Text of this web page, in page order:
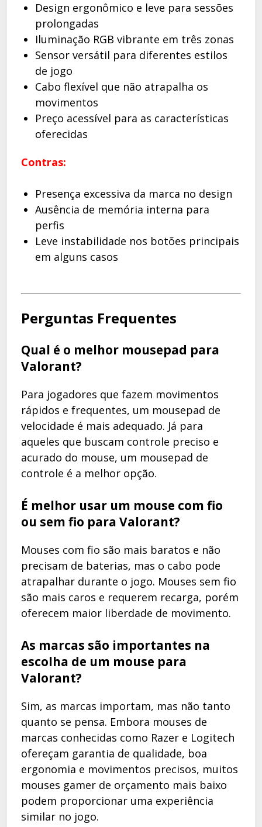
Design ergonômico e leve para sessões
prolongadas
Iluminação RGB vibrante em três zonas
Sensor versátil para diferentes estilos
de jogo
Cabo flexível que não atrapalha os
movimentos
Preço acessível para as características
oferecidas
Contras:
Presença excessiva da marca no design
Ausência de memória interna para
perfis
Leve instabilidade nos botões principais
em alguns casos
Perguntas Frequentes
Qual é o melhor mousepad para
Valorant?
Para jogadores que fazem movimentos
rápidos e frequentes, um mousepad de
velocidade é mais adequado. Já para
aqueles que buscam controle preciso e
acurado do mouse, um mousepad de
controle é a melhor opção.
É melhor usar um mouse com fio
ou sem fio para Valorant?
Mouses com fio são mais baratos e não
precisam de baterias, mas o cabo pode
atrapalhar durante o jogo. Mouses sem fio
são mais caros e requerem recarga, porém
oferecem maior liberdade de movimento.
As marcas são importantes na
escolha de um mouse para
Valorant?
Sim, as marcas importam, mas não tanto
quanto se pensa. Embora mouses de
marcas conhecidas como Razer e Logitech
ofereçam garantia de qualidade, boa
ergonomia e movimentos precisos, muitos
mouses gamer de orçamento mais baixo
podem proporcionar uma experiência
similar no jogo.